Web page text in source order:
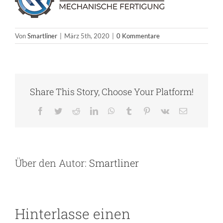
VonSmartliner März 5th, 2020 0 Kommentare
Share This Story, Choose Your Platform!
Facebook
TwitterRedditLinkedInWhatsApp
Tumblr Pinterest
Vk
E-
Über den Autor: Smartliner
Hinterlasse einen